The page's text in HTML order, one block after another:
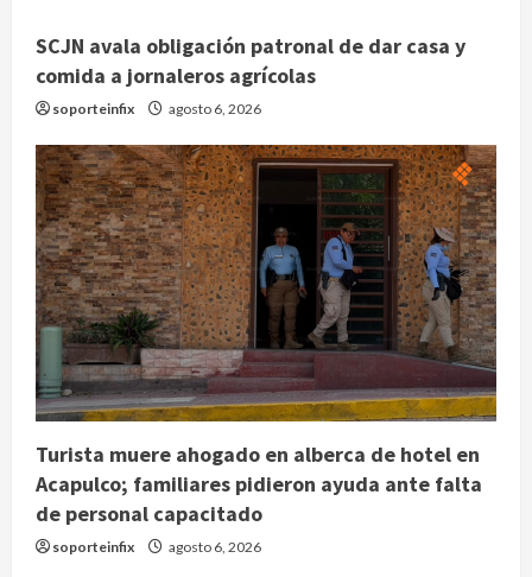
SCJN avala obligación patronal de dar casa y
comida a jornaleros agrícolas
soporteinfix agosto 6, 2026
Turista muere ahogado en alberca de hotel en
Acapulco; familiares pidieron ayuda ante falta
de personal capacitado
soporteinfix agosto 6, 2026